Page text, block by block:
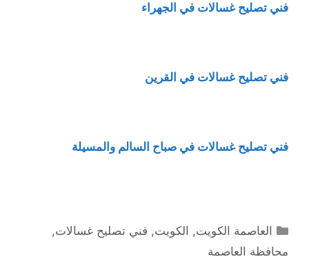
فني تصليح غسالات في الجهراء
فني تصليح غسالات في القرين
فني تصليح غسالات في صباح السالم والمسيلة
التصنيفات
العاصمة الكويت, الكويت, فني تصليح غسالات,
محافظة العاصمة